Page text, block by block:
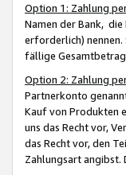
Option 1: Zahlung
Namen der Bank,
erforderlich) nennen.
fällige
Option 2: Zahlung
Partnerkonto
Kauf von Produkten
uns das Recht vor,
das Recht vor, den
Zahlungsart angibst.